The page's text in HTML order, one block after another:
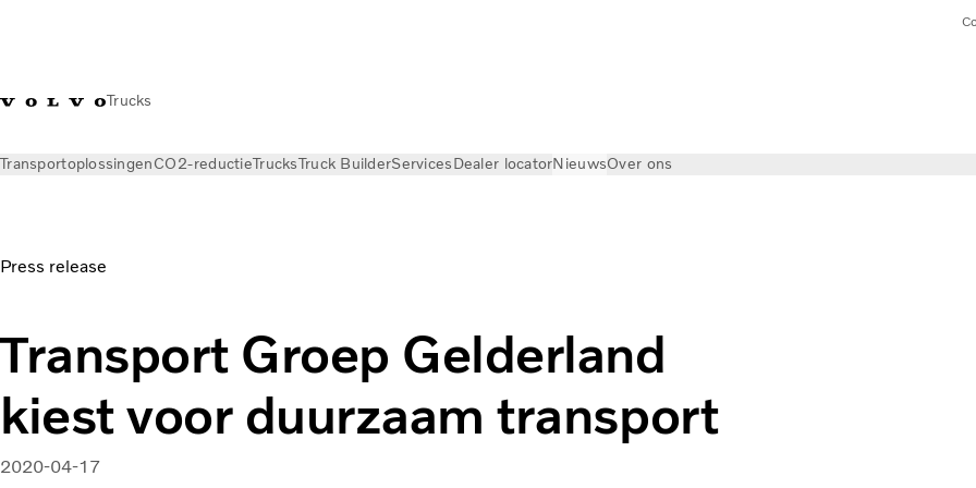
Trucks
TransportoplossingenCO2-reductieTrucksTruck BuilderServicesDealer locatorNieuwsOver ons
Press release
Transport Groep Gelderland
kiest voor duurzaam transport
2020-04-17